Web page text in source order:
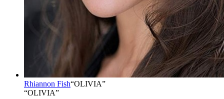
Rhiannon Fish“OLIVIA”
“OLIVIA”